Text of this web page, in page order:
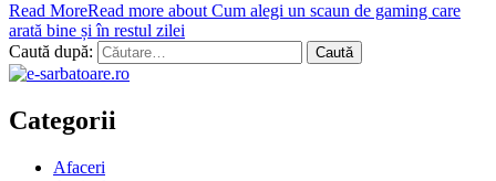
Read MoreRead more about Cum alegi un scaun de gaming care
arată bine și în restul zilei
Caută după:
Categorii
Afaceri